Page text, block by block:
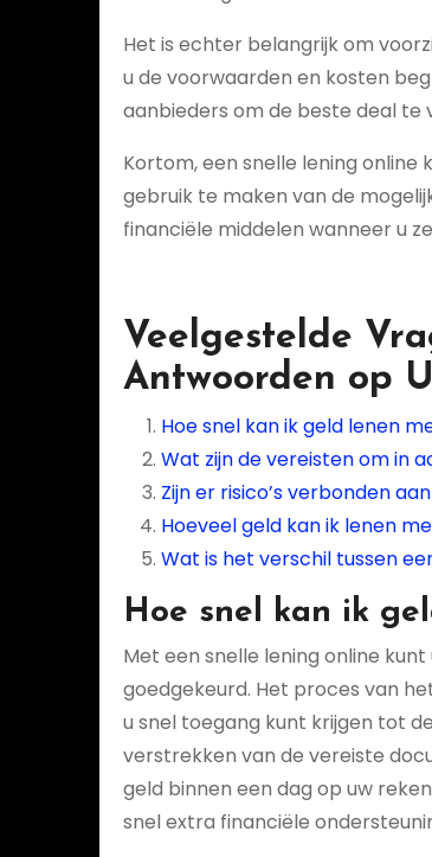
Het is echter belangrijk om
u de voorwaarden en kosten
aanbieders om de beste deal te
Kortom, een snelle lening online
gebruik te maken van de
financiële middelen wanneer u
Veelgestelde
Antwoorden op
Hoe snel kan ik geld lenen
Wat zijn de vereisten om in
Zijn er risico’s verbonden
Hoeveel geld kan ik lenen
Wat is het verschil tussen
Hoe snel kan ik
Met een snelle lening online
goedgekeurd. Het proces van
u snel toegang kunt krijgen tot
verstrekken van de vereiste
geld binnen een dag op uw
snel extra financiële